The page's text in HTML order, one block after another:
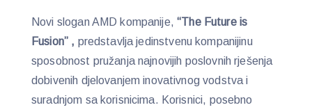
Novi slogan AMD kompanije,“The Future is
Fusion” , predstavlja jedinstvenu kompanijinu
sposobnost pružanja najnovijih poslovnih rješenja
dobivenih djelovanjem inovativnog vodstva i
suradnjom sa korisnicima. Korisnici, posebno